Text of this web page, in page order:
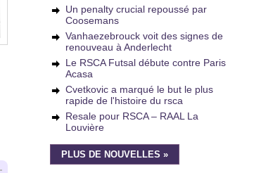
Un penalty crucial repoussé par
Coosemans
Vanhaezebrouck voit des signes de
renouveau à Anderlecht
Le RSCA Futsal débute contre Paris
Acasa
Cvetkovic a marqué le but le plus
rapide de l'histoire du rsca
Resale pour RSCA – RAAL La
Louvière
PLUS DE NOUVELLES »